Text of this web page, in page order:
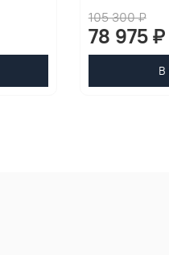
105 300 ₽
78 975 ₽
В